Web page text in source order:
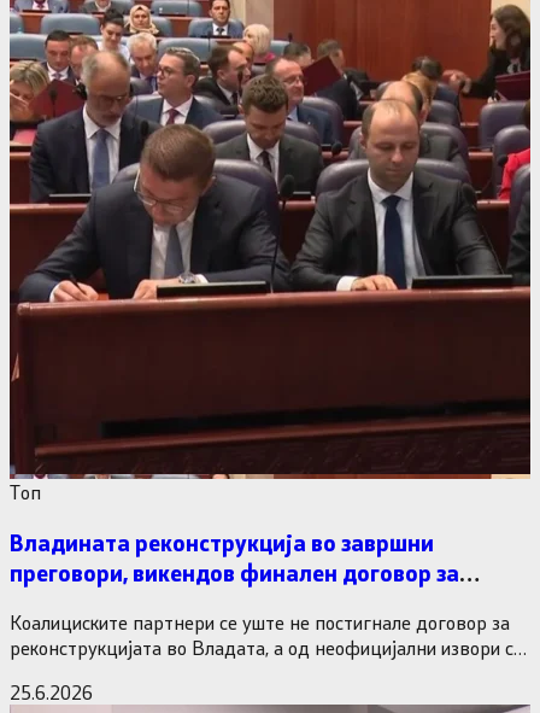
Tоп
Владината реконструкција во завршни
преговори, викендов финален договор за
Коалициските партнери се уште не постигнале договор за
реконструкцијата во Владата, а од неофицијални извори се
25.6.2026